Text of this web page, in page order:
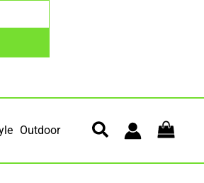
Outdoor